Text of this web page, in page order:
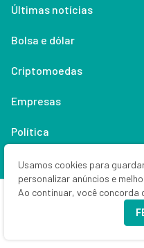
Últimas notícias
Bolsa e dólar
Criptomoedas
Empresas
Política
Economia
Renda fixa
Usamos cookies para
personalizar anúncios e
Ao continuar, você concorda